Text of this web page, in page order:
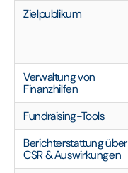
Zielpublikum
Verwaltung von
Finanzhilfen
Fundraising-Tools
Berichterstattung über
CSR & Auswirkungen